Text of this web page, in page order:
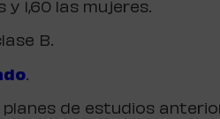
y 1,60 las mujeres.
B.
.
de estudios